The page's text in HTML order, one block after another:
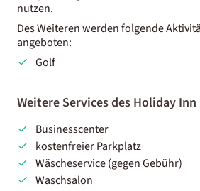
nutzen.
Des Weiteren werden folgende
angeboten:
Golf
Weitere Services des Holiday
Businesscenter
kostenfreier Parkplatz
Wäscheservice (gegen Gebühr)
Waschsalon